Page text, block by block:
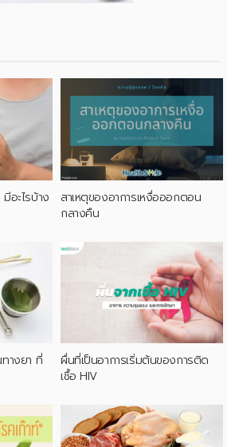
อะไรบ้าง
สาเหตุของอาการเหงื่อออกตอน
กลางคืน
างยา ที่
ผื่นที่เป็นอาการเริ่มต้นของการติด
เชื้อ HIV